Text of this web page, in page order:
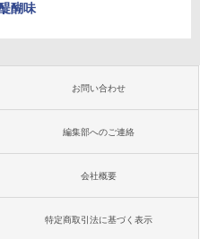
醐味
お問い合わせ
編集部へのご連絡
会社概要
特定商取引法に基づく表示